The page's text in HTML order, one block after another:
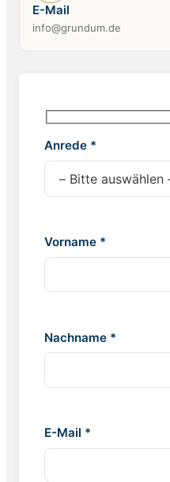
E-Mail
info@grundum.de
Anrede *
Vorname *
Nachname *
E-Mail *